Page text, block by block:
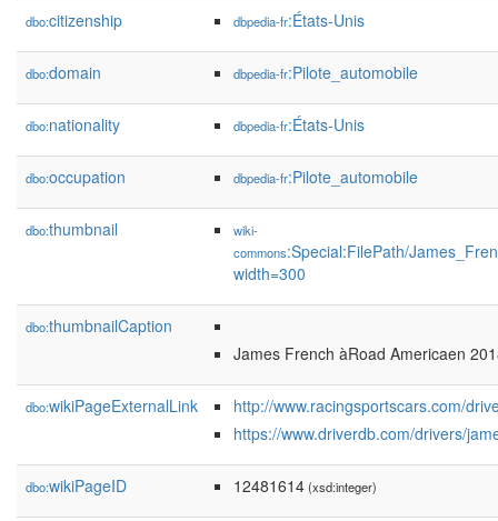
dbo:citizenship dbpedia-fr:États-Unis
dbo:domain dbpedia-fr:Pilote_automobile
dbo:nationality dbpedia-fr:États-Unis
dbo:occupation dbpedia-fr:Pilote_automobile
dbo:thumbnail
wiki-
commons:Special:FilePath/
width=300
dbo:thumbnailCaption
James French àRoad Americaen
dbo:wikiPageExternalLink
http://www.racingsportscars.com/
https://www.driverdb.com/drivers/
dbo:wikiPageID 12481614(xsd:integer)